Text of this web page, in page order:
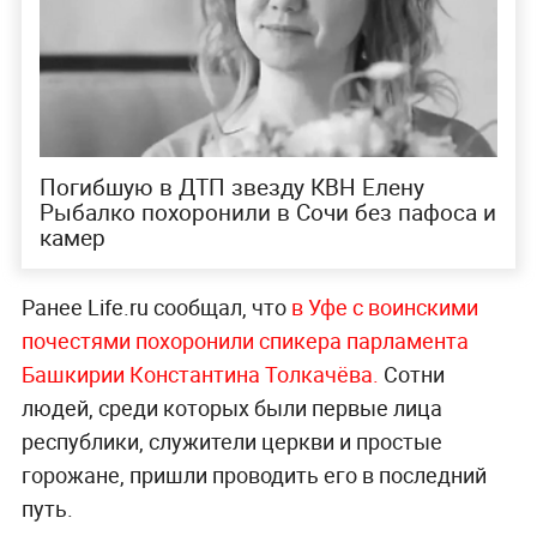
Погибшую в ДТП звезду КВН Елену
Рыбалко похоронили в Сочи без пафоса и
камер
Ранее Life.ru сообщал, что в Уфе с воинскими
почестями похоронили спикера парламента
Башкирии Константина Толкачёва. Сотни
людей, среди которых были первые лица
республики, служители церкви и простые
горожане, пришли проводить его в последний
путь.